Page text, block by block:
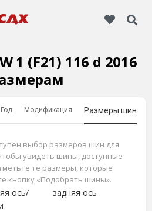
1 (F21) 116 d 2016
Год Модификация Размеры шин
выбор размеров шин для
Чтобы увидеть шины, доступные
те размеры, которые
кнопку «Подобрать шины».
ось/
задняя ось